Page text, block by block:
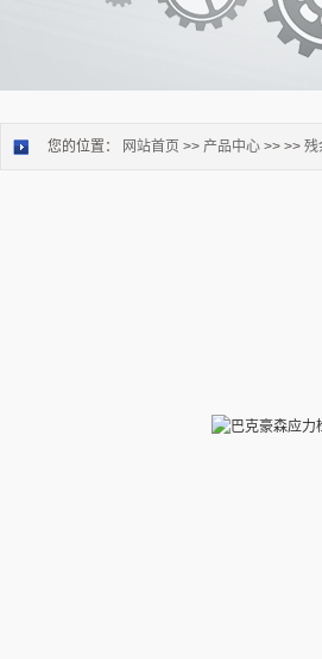
您的位置： 网站首页 >> 产品中心 >> >> 残